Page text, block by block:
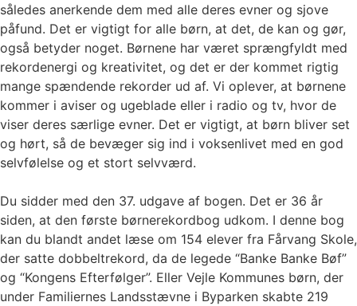
således anerkende dem med alle deres evner og sjove
påfund. Det er vigtigt for alle børn, at det, de kan og gør,
også betyder noget. Børnene har været sprængfyldt med
rekordenergi og kreativitet, og det er der kommet rigtig
mange spændende rekorder ud af. Vi oplever, at børnene
kommer i aviser og ugeblade eller i radio og tv, hvor de
viser deres særlige evner. Det er vigtigt, at børn bliver set
og hørt, så de bevæger sig ind i voksenlivet med en god
selvfølelse og et stort selvværd.
Du sidder med den 37. udgave af bogen. Det er 36 år
siden, at den første børnerekordbog udkom. I denne bog
kan du blandt andet læse om 154 elever fra Fårvang Skole,
der satte dobbeltrekord, da de legede “Banke Banke Bøf”
og “Kongens Efterfølger”. Eller Vejle Kommunes børn, der
under Familiernes Landsstævne i Byparken skabte 219